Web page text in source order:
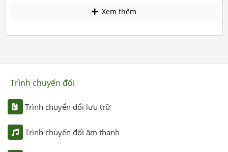
Xem thêm
Trình chuyển đổi
Trình chuyển đổi lưu trữ
Trình chuyển đổi âm thanh